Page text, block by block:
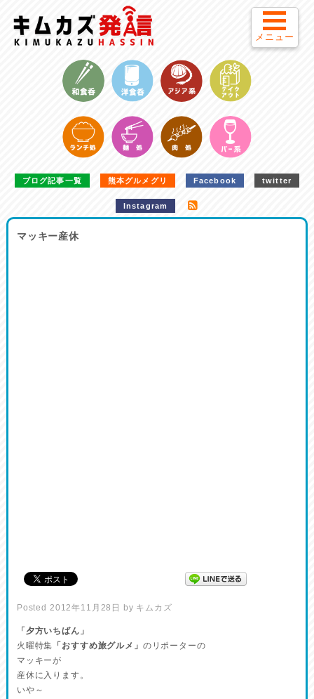
ブログ記事一覧 熊本グルメグリ Facebook twitter
Instagram
マッキー産休
Posted 2012年11月28日 by キムカズ
「夕方いちばん」
火曜特集 「おすすめ旅グルメ」 のリポーターの
マッキーが
産休に入ります。
いや～
メニュー